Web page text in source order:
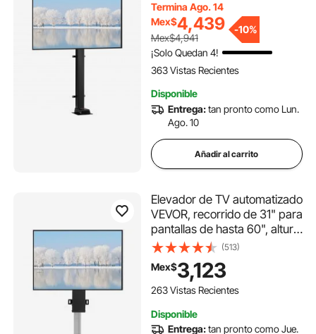
TV Motorizado Capacidad de
Carga de 154 lbs para
Dormitorio, Sala de
Reuniones
Termina Ago. 14
Mex$4,439
Mex$4,941
-10%
¡Solo Quedan 4!
363 Vistas Recientes
Disponible
Entrega:tan pronto como Lun.
Ago. 10
Añadir al carrito
Elevador de TV automatizado
VEVOR, recorrido de 31" para
pantallas de hasta 60", altura
ajustable de 42" a 73",
control remoto, soporta 132
lb
(513)
Mex$3,123
263 Vistas Recientes
Disponible
Entrega:tan pronto como Jue.